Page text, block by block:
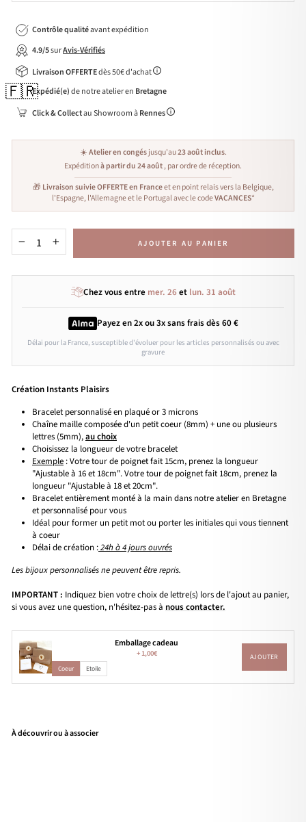
Contrôle qualitéavant expédition
4.9/5surAvis-Vérifiés
Livraison OFFERTEdès 50€ d'achat
🇫🇷Expédié(e)de notre atelier en Bretagne
Click & Collectau Showroom àRennes
☀️Atelier en congésjusqu'au23 août inclus.
Expéditionà partir du 24 août, par ordre de réception.
🎁 Livraison suivie OFFERTE en Franceet en point relais vers la Belgique,
l'Espagne, l'Allemagne et le Portugal avec le codeVACANCES*
+ AJOUTER AU PANIER
Chez vous entre mer. 26et lun. 31 août
Payez en 2x ou 3xsans fraisdès 60 €
Délai pour la France, susceptible d'évoluer pour les articles personnalisés ou avec
gravure
Création Instants Plaisirs
Bracelet personnalisé en plaqué or 3 microns
Chaîne maille composée d'un petit coeur (8mm) + une ou plusieurs
lettres (5mm),au choix
Choisissez la longueur de votre bracelet
Exemple : Votre tour de poignet fait 15cm, prenez la longueur
"Ajustable à 16 et 18cm". Votre tour de poignet fait 18cm, prenez la
longueur "Ajustable à 18 et 20cm".
Bracelet entièrement monté à la main dans notre atelier en Bretagne
et personnalisé pour vous
Idéal pour former un petit mot ou porter les initiales qui vous tiennent
à coeur
Délai de création :24h à 4 jours ouvrés
Les bijoux personnalisés ne peuvent être repris.
IMPORTANT : Indiquez bien votre choix de lettre(s) lors de l'ajout au panier,
si vous avez une question, n'hésitez-pas à nous contacter.
Emballage cadeau
+1,00€
Coeur Etoile
AJOUTER
À découvrir ou à associer